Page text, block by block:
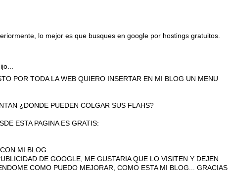
lo mejor es que busques en google por hostings gratuitos.
POR TODA LA WEB QUIERO INSERTAR EN MI BLOG UN MENU
¿DONDE PUEDEN COLGAR SUS FLAHS?
ESTA PAGINA ES GRATIS:
MI BLOG...
DE GOOGLE, ME GUSTARIA QUE LO VISITEN Y DEJEN
COMO PUEDO MEJORAR, COMO ESTA MI BLOG... GRACIAS